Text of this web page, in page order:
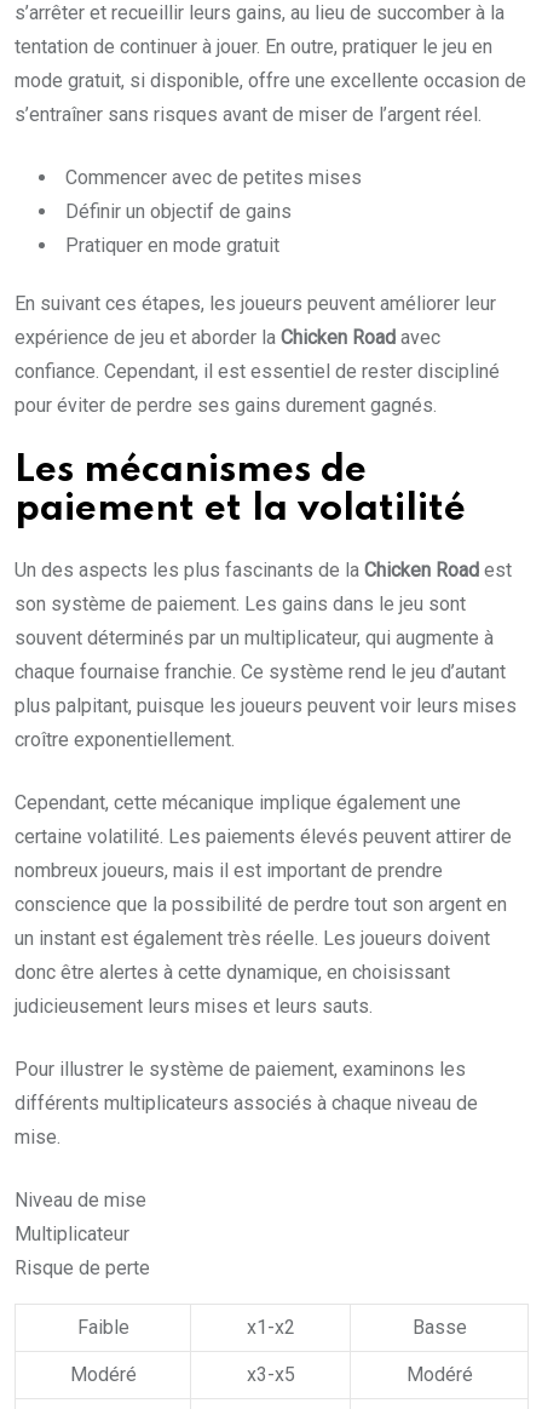
s’arrêter et recueillir leurs gains, au lieu de succomber à la
tentation de continuer à jouer. En outre, pratiquer le jeu en
mode gratuit, si disponible, offre une excellente occasion de
s’entraîner sans risques avant de miser de l’argent réel.
Commencer avec de petites mises
Définir un objectif de gains
Pratiquer en mode gratuit
En suivant ces étapes, les joueurs peuvent améliorer leur
expérience de jeu et aborder la Chicken Road avec
confiance. Cependant, il est essentiel de rester discipliné
pour éviter de perdre ses gains durement gagnés.
Les mécanismes de
paiement et la volatilité
Un des aspects les plus fascinants de la Chicken Road est
son système de paiement. Les gains dans le jeu sont
souvent déterminés par un multiplicateur, qui augmente à
chaque fournaise franchie. Ce système rend le jeu d’autant
plus palpitant, puisque les joueurs peuvent voir leurs mises
croître exponentiellement.
Cependant, cette mécanique implique également une
certaine volatilité. Les paiements élevés peuvent attirer de
nombreux joueurs, mais il est important de prendre
conscience que la possibilité de perdre tout son argent en
un instant est également très réelle. Les joueurs doivent
donc être alertes à cette dynamique, en choisissant
judicieusement leurs mises et leurs sauts.
Pour illustrer le système de paiement, examinons les
différents multiplicateurs associés à chaque niveau de
mise.
Niveau de mise
Multiplicateur
Risque de perte
Faible x1-x2 Basse
Modéré x3-x5 Modéré